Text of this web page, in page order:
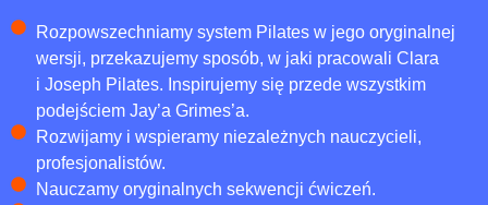
Rozpowszechniamy system Pilates w jego oryginalnej
wersji, przekazujemy sposób, w jaki pracowali Clara
i Joseph Pilates. Inspirujemy się przede wszystkim
podejściem Jay’a Grimes’a.
Rozwijamy i wspieramy niezależnych nauczycieli,
profesjonalistów.
Nauczamy oryginalnych sekwencji ćwiczeń.